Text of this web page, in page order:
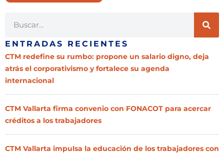
ENTRADAS RECIENTES
CTM redefine su rumbo: propone un salario digno, deja
atrás el corporativismo y fortalece su agenda
internacional
CTM Vallarta firma convenio con FONACOT para acercar
créditos a los trabajadores
CTM Vallarta impulsa la educación de los trabajadores con